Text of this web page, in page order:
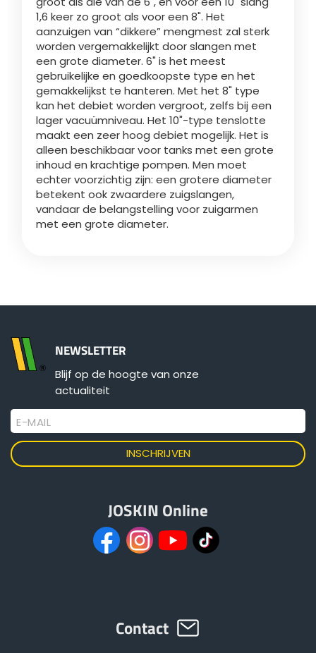
1,6 keer zo groot als voor een 8". Het
aanzuigen van “dikkere” mengmest zal sterk
worden vergemakkelijkt door slangen met
een grote diameter. 6" is het meest
gebruikelijke en goedkoopste type en het
gemakkelijkst te hanteren. Met het 8" type
kan het debiet worden vergroot, zelfs bij een
lager vacuümniveau. Het 10"-type tenslotte
maakt een zeer hoog debiet mogelijk. Het is
alleen beschikbaar voor tanks met een grote
inhoud en krachtige pompen. Men moet
echter voorzichtig zijn: een grotere diameter
betekent ook zwaardere zuigslangen,
vandaar de belangstelling voor zuigarmen
met een grote diameter.
NEWSLETTER
Blijf op de hoogte van onze
actualiteit
E-MAIL
JOSKIN Online
Contact